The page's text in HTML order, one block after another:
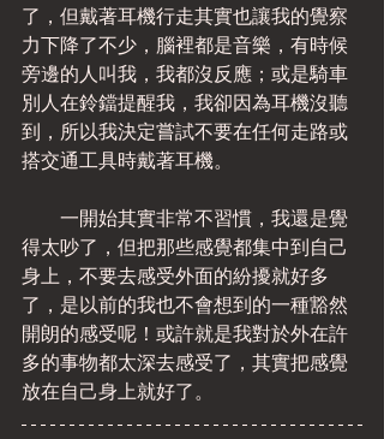
了，但戴著耳機行走其實也讓我的覺察
力下降了不少，腦裡都是音樂，有時候
旁邊的人叫我，我都沒反應；或是騎車
別人在鈴鐺提醒我，我卻因為耳機沒聽
到，所以我決定嘗試不要在任何走路或
搭交通工具時戴著耳機。
一開始其實非常不習慣，我還是覺
得太吵了，但把那些感覺都集中到自己
身上，不要去感受外面的紛擾就好多
了，是以前的我也不會想到的一種豁然
開朗的感受呢！或許就是我對於外在許
多的事物都太深去感受了，其實把感覺
放在自己身上就好了。